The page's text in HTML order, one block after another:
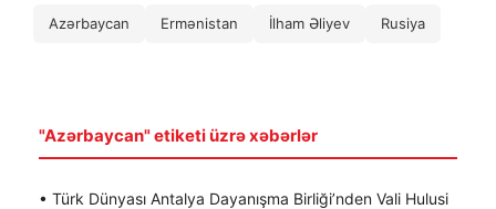
Azərbaycan Ermənistan İlham Əliyev Rusiya
"Azərbaycan" etiketi üzrə xəbərlər
• Türk Dünyası Antalya Dayanışma Birliği’nden Vali Hulusi